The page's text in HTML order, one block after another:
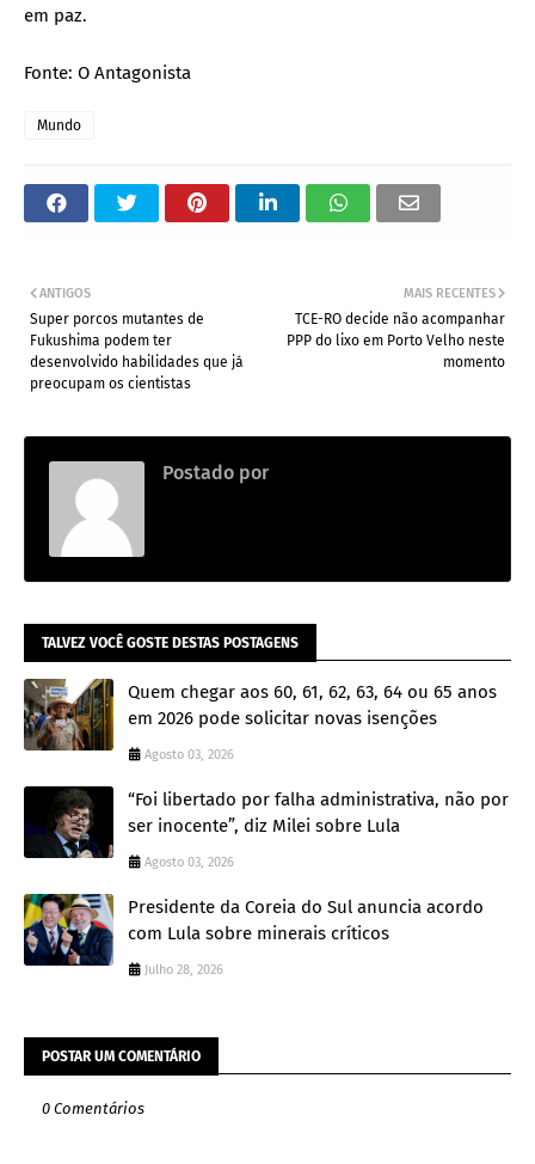
em paz.
Fonte: O Antagonista
Mundo
MAIS RECENTES
TCE-RO decide não acompanhar
PPP do lixo em Porto Velho neste
momento
ANTIGOS
Super porcos mutantes de
Fukushima podem ter
desenvolvido habilidades que já
preocupam os cientistas
Postado por
TALVEZ VOCÊ GOSTE DESTAS POSTAGENS
Quem chegar aos 60, 61, 62, 63, 64 ou 65 anos
em 2026 pode solicitar novas isenções
Agosto 03, 2026
“Foi libertado por falha administrativa, não por
ser inocente”, diz Milei sobre Lula
Agosto 03, 2026
Presidente da Coreia do Sul anuncia acordo
com Lula sobre minerais críticos
Julho 28, 2026
POSTAR UM COMENTÁRIO
0 Comentários